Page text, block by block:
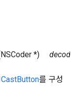
*) decoder
를 구성